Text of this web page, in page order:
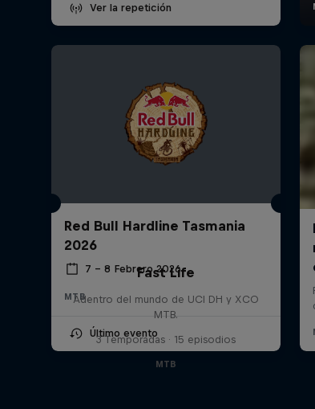
Ver la repetición
Red Bull Hardline Tasmania
2026
7 – 8 Febrero 2026
MTB
Último evento
Fast Life
Adentro del mundo de UCI DH y XCO
MTB.
3 Temporadas · 15 episodios
MTB